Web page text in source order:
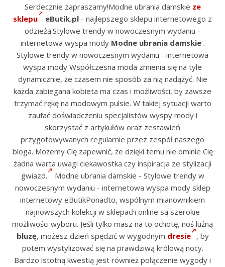
Serdecznie zapraszamy!Modne ubrania damskie ze
sklepu
eButik.pl - najlepszego sklepu internetowego z
odzieżą.Stylowe trendy w nowoczesnym wydaniu -
internetowa wyspa mody Modne ubrania damskie.
Stylowe trendy w nowoczesnym wydaniu - internetowa
wyspa mody Współczesna moda zmienia się na tyle
dynamicznie, że czasem nie sposób za nią nadążyć. Nie
każda zabiegana kobieta ma czas i możliwości, by zawsze
trzymać rękę na modowym pulsie. W takiej sytuacji warto
zaufać doświadczeniu specjalistów wyspy mody i
skorzystać z artykułów oraz zestawień
przygotowywanych regularnie przez zespół naszego
bloga. Możemy Cię zapewnić, że dzięki temu nie ominie Cię
żadna warta uwagi ciekawostka czy inspiracja ze stylizacji
gwiazd.
Modne ubrania damskie - Stylowe trendy w
nowoczesnym wydaniu - internetowa wyspa mody sklep
internetowy eButikPonadto, wspólnym mianownikiem
najnowszych kolekcji w sklepach online są szerokie
możliwości wyboru. Jeśli tylko masz na to ochotę, noś luźną
bluzę, możesz dzień spędzić w wygodnym dresie
, by
potem wystylizować się na prawdziwą królową nocy.
Bardzo istotną kwestią jest również połączenie wygody i